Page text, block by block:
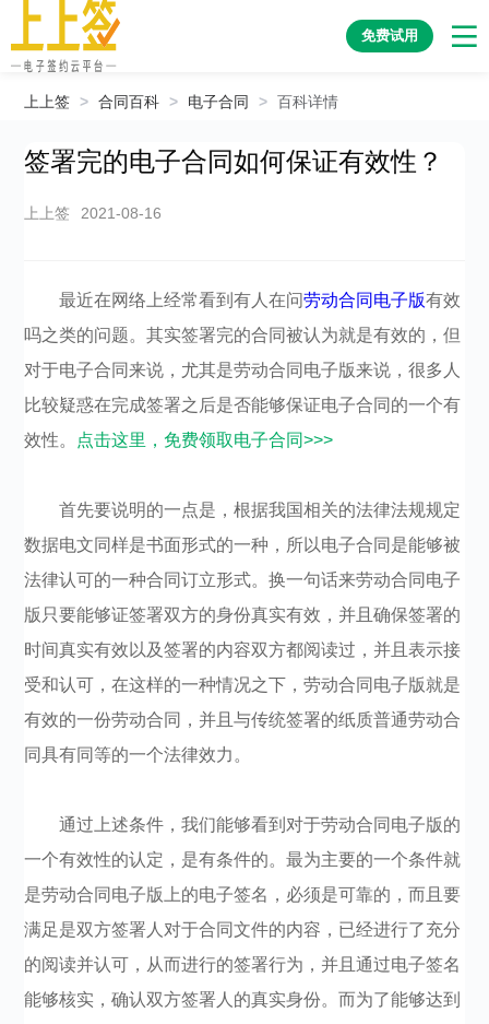
免费试用
上上签 > 合同百科 > 电子合同 > 百科详情
签署完的电子合同如何保证有效性？
上上签 2021-08-16
最近在网络上经常看到有人在问劳动合同电子版有效
吗之类的问题。其实签署完的合同被认为就是有效的，但
对于电子合同来说，尤其是劳动合同电子版来说，很多人
比较疑惑在完成签署之后是否能够保证电子合同的一个有
效性。 点击这里，免费领取电子合同>>>
首先要说明的一点是，根据我国相关的法律法规规定
数据电文同样是书面形式的一种，所以电子合同是能够被
法律认可的一种合同订立形式。换一句话来劳动合同电子
版只要能够证签署双方的身份真实有效，并且确保签署的
时间真实有效以及签署的内容双方都阅读过，并且表示接
受和认可，在这样的一种情况之下，劳动合同电子版就是
有效的一份劳动合同，并且与传统签署的纸质普通劳动合
同具有同等的一个法律效力。
通过上述条件，我们能够看到对于劳动合同电子版的
一个有效性的认定，是有条件的。最为主要的一个条件就
是劳动合同电子版上的电子签名，必须是可靠的，而且要
满足是双方签署人对于合同文件的内容，已经进行了充分
的阅读并认可，从而进行的签署行为，并且通过电子签名
能够核实，确认双方签署人的真实身份。而为了能够达到